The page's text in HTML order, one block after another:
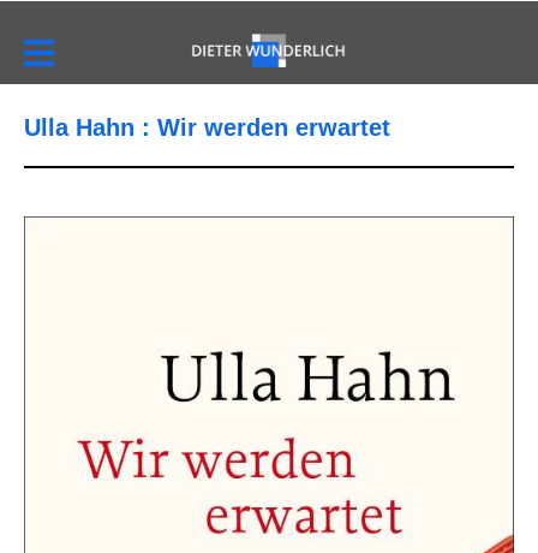
Ulla Hahn : Wir werden erwartet